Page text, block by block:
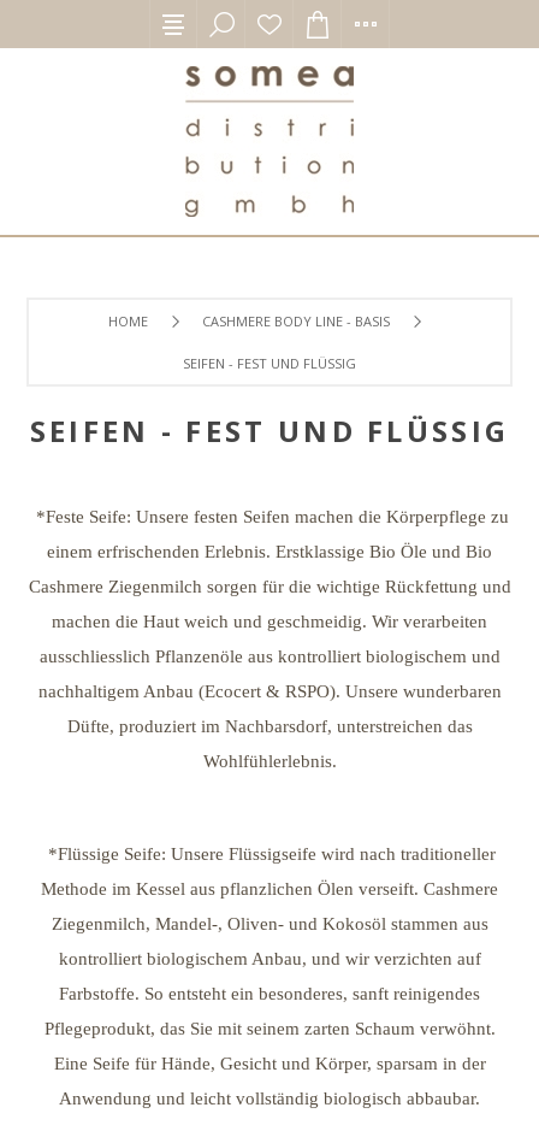
HOME CASHMERE BODY LINE - BASIS
SEIFEN - FEST UND FLÜSSIG
SEIFEN - FEST UND FLÜSSIG
*Feste Seife: Unsere festen Seifen machen die Körperpflege zu
einem erfrischenden Erlebnis. Erstklassige Bio Öle und Bio
Cashmere Ziegenmilch sorgen für die wichtige Rückfettung und
machen die Haut weich und geschmeidig. Wir verarbeiten
ausschliesslich Pflanzenöle aus kontrolliert biologischem und
nachhaltigem Anbau (Ecocert & RSPO). Unsere wunderbaren
Düfte, produziert im Nachbarsdorf, unterstreichen das
Wohlfühlerlebnis.
*Flüssige Seife: Unsere Flüssigseife wird nach traditioneller
Methode im Kessel aus pflanzlichen Ölen verseift. Cashmere
Ziegenmilch, Mandel-, Oliven- und Kokosöl stammen aus
kontrolliert biologischem Anbau, und wir verzichten auf
Farbstoffe. So entsteht ein besonderes, sanft reinigendes
Pflegeprodukt, das Sie mit seinem zarten Schaum verwöhnt.
Eine Seife für Hände, Gesicht und Körper, sparsam in der
Anwendung und leicht vollständig biologisch abbaubar.